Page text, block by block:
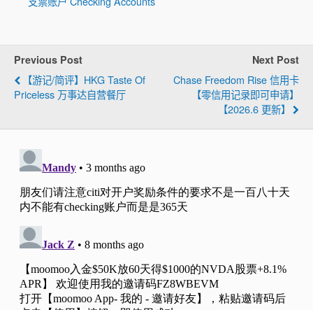
Previous Post
【游记/简评】HKG Taste Of
Priceless 万事达自营餐厅
Next Post
Chase Freedom Rise 信用卡
【零信用记录即可申请】
【2026.6 更新】